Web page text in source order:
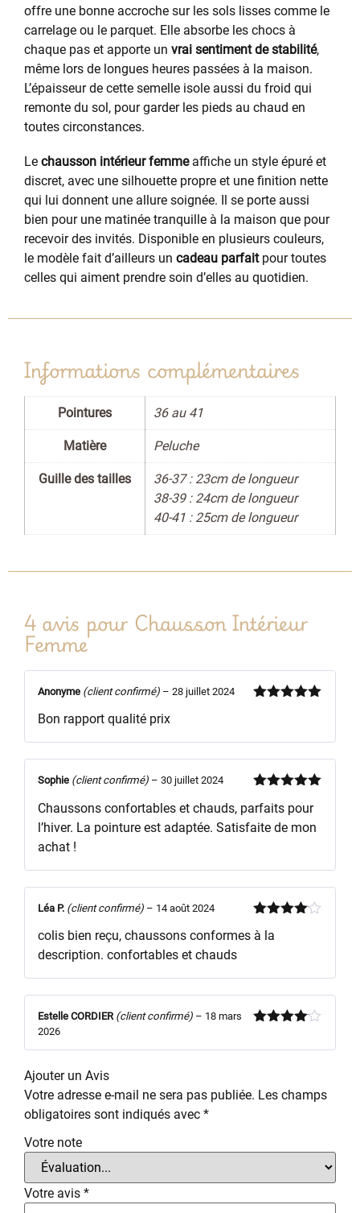
offre une bonne accroche sur les sols lisses comme le
carrelage ou le parquet. Elle absorbe les chocs à
chaque pas et apporte un vrai sentiment de stabilité,
même lors de longues heures passées à la maison.
L’épaisseur de cette semelle isole aussi du froid qui
remonte du sol, pour garder les pieds au chaud en
toutes circonstances.
Le chausson intérieur femmeaffiche un style épuré et
discret, avec une silhouette propre et une finition nette
qui lui donnent une allure soignée. Il se porte aussi
bien pour une matinée tranquille à la maison que pour
recevoir des invités. Disponible en plusieurs couleurs,
le modèle fait d’ailleurs un cadeau parfaitpour toutes
celles qui aiment prendre soin d’elles au quotidien.
Informations complémentaires
Pointures 36 au 41
Matière Peluche
Guille des tailles
36-37 : 23cm de longueur
38-39 : 24cm de longueur
40-41 : 25cm de longueur
4 avis pour Chausson Intérieur
Femme
Anonyme (client confirmé) – 28 juillet 2024
Bon rapport qualité prix
5
Sophie (client confirmé) – 30 juillet 2024
Chaussons confortables et chauds, parfaits pour
l’hiver. La pointure est adaptée. Satisfaite de mon
achat !
sur 5
Léa P. (client confirmé) – 14 août 2024
colis bien reçu, chaussons conformes à la
description. confortables et chauds
sur 5
Estelle CORDIER (client confirmé) – 18 mars
2026
Ajouter un Avis
Votre adresse e-mail ne sera pas publiée. Les champs
obligatoires sont indiqués avec *
Votre note
Votre avis *